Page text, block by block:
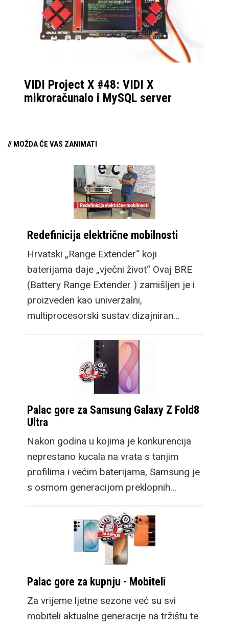
VIDI Project X #48: VIDI X
mikroračunalo i MySQL server
// MOŽDA ĆE VAS ZANIMATI
Redefinicija električne mobilnosti
Hrvatski „Range Extender“ koji
baterijama daje „vječni život“ Ovaj BRE
(Battery Range Extender ) zamišljen je i
proizveden kao univerzalni,
multiprocesorski sustav dizajniran…
Palac gore za Samsung Galaxy Z Fold8
Ultra
Nakon godina u kojima je konkurencija
neprestano kucala na vrata s tanjim
profilima i većim baterijama, Samsung je
s osmom generacijom preklopnih…
Palac gore za kupnju - Mobiteli
Za vrijeme ljetne sezone već su svi
mobiteli aktualne generacije na tržištu te